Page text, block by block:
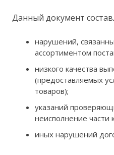
Данный документ
нарушений,
ассортиментом
низкого качества
(предоставляемых
товаров);
указаний
неисполнение части
иных нарушений